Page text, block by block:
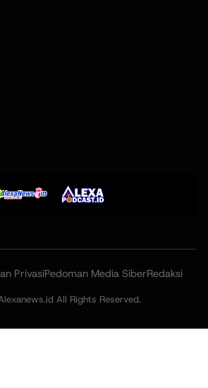
PrivasiPedoman Media SiberRedaksi
All Rights Reserved.